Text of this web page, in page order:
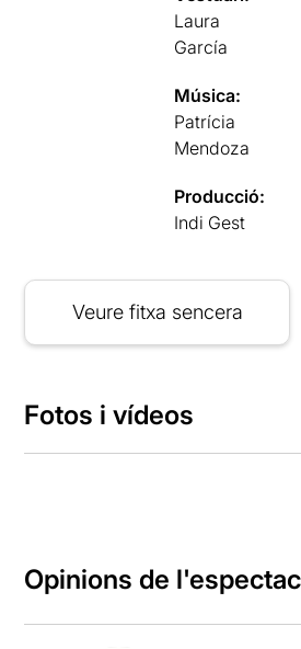
Laura
García
Música:
Patrícia
Mendoza
Producció:
Indi Gest
Veure fitxa sencera
Fotos i vídeos
Opinions de